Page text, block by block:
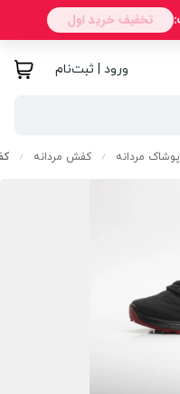
ورود | ثبت‌نام
پوشاک مردانه / کفش مردانه /